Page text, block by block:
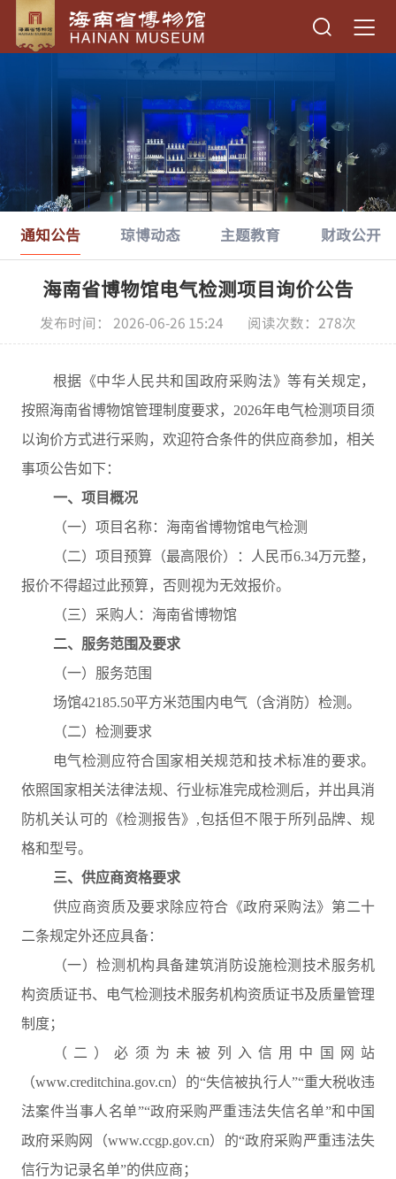
通知公告 琼博动态 主题教育 财政公开
海南省博物馆电气检测项目询价公告
发布时间： 2026-06-26 15:24 阅读次数： 278次
根据《中华人民共和国政府采购法》等有关规定，
按照海南省博物馆管理制度要求，2026年电气检测项目须
以询价方式进行采购，欢迎符合条件的供应商参加，相关
事项公告如下：
一、项目概况
（一）项目名称：海南省博物馆电气检测
（二）项目预算（最高限价）：人民币6.34万元整，
报价不得超过此预算，否则视为无效报价。
（三）采购人：海南省博物馆
二、服务范围及要求
（一）服务范围
场馆42185.50平方米范围内电气（含消防）检测。
（二）检测要求
电气检测应符合国家相关规范和技术标准的要求。
依照国家相关法律法规、行业标准完成检测后，并出具消
防机关认可的《检测报告》,包括但不限于所列品牌、规
格和型号。
三、供应商资格要求
供应商资质及要求除应符合《政府采购法》第二十
二条规定外还应具备：
（一）检测机构具备建筑消防设施检测技术服务机
构资质证书、电气检测技术服务机构资质证书及质量管理
制度；
（二）必须为未被列入信用中国网站
（www.creditchina.gov.cn）的“失信被执行人”“重大税收违
法案件当事人名单”“政府采购严重违法失信名单”和中国
政府采购网（www.ccgp.gov.cn）的“政府采购严重违法失
信行为记录名单”的供应商；